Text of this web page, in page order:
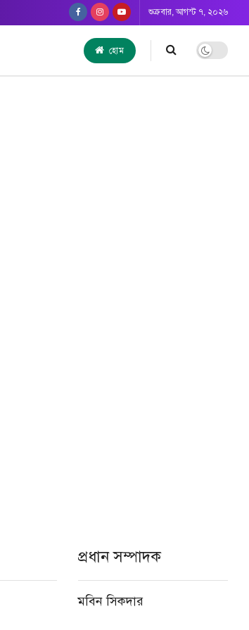
শুক্রবার, আগস্ট ৭, ২০২৬
হোম
প্রধান সম্পাদক
মবিন সিকদার